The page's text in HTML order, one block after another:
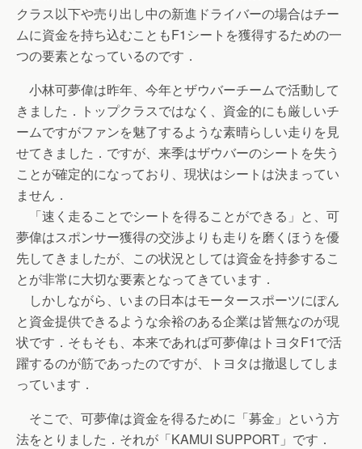
クラス以下や売り出し中の新進ドライバーの場合はチー
ムに資金を持ち込むこともF1シートを獲得するための一
つの要素となっているのです．
小林可夢偉は昨年、今年とザウバーチームで活動して
きました．トップクラスではなく、資金的にも厳しいチ
ームですがファンを魅了するような素晴らしい走りを見
せてきました．ですが、来季はザウバーのシートを失う
ことが確定的になっており、現状はシートは決まってい
ません．
「速く走ることでシートを得ることができる」と、可
夢偉はスポンサー獲得の交渉よりも走りを磨くほうを優
先してきましたが、この状況としては資金を持参するこ
とが非常に大切な要素となってきています．
しかしながら、いまの日本はモータースポーツにぽん
と資金提供できるような余裕のある企業は皆無なのが現
状です．そもそも、本来であれば可夢偉はトヨタF1で活
躍するのが筋であったのですが、トヨタは撤退してしま
っています．
そこで、可夢偉は資金を得るために「募金」という方
法をとりました．それが「KAMUI SUPPORT」です．